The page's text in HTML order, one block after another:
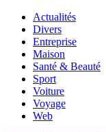
Actualités
Divers
Entreprise
Maison
Santé & Beauté
Sport
Voiture
Voyage
Web